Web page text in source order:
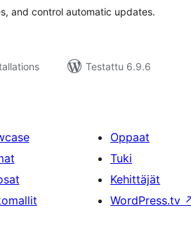
and control automatic updates.
Testattu 6.9.6
Oppaat
Tuki
Kehittäjät
WordPress.tv